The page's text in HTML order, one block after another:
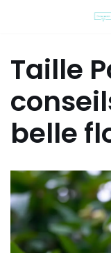
Taille
belle